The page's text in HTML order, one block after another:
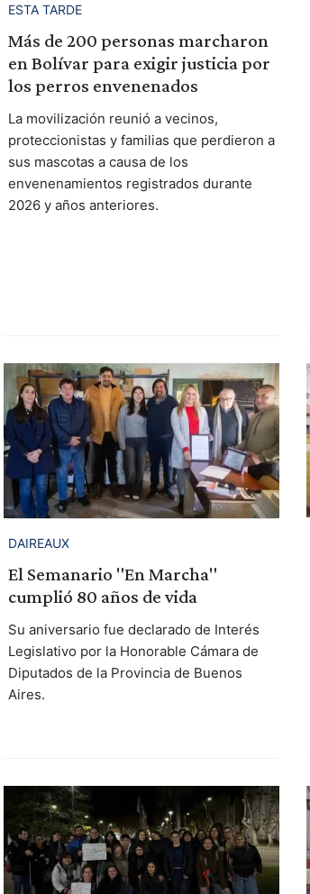
ESTA TARDE
Más de 200 personas marcharon
en Bolívar para exigir justicia por
los perros envenenados
La movilización reunió a vecinos,
proteccionistas y familias que perdieron a
sus mascotas a causa de los
envenenamientos registrados durante
2026 y años anteriores.
DAIREAUX
El Semanario "En Marcha"
cumplió 80 años de vida
Su aniversario fue declarado de Interés
Legislativo por la Honorable Cámara de
Diputados de la Provincia de Buenos
Aires.